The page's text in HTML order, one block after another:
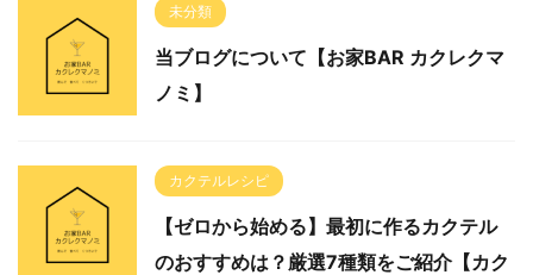
未分類
当ブログについて【お家BAR カクレクマ
ノミ】
カクテルレシピ
【ゼロから始める】最初に作るカクテル
のおすすめは？厳選7種類をご紹介【カク